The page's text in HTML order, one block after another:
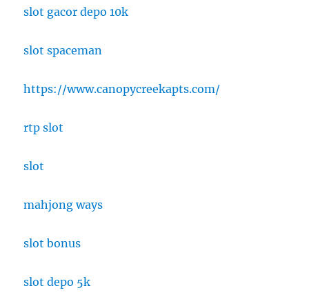
slot gacor depo 10k
slot spaceman
https://www.canopycreekapts.com/
rtp slot
slot
mahjong ways
slot bonus
slot depo 5k